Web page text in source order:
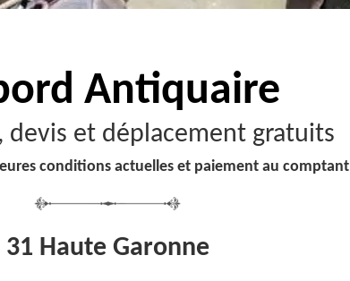
Antiquaire
devis et déplacement gratuits
conditions actuelles et paiement au comptant
31 Haute Garonne